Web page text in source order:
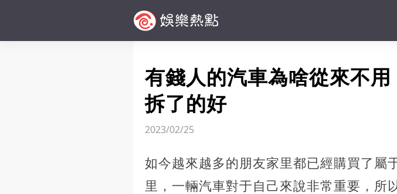
有錢人的汽車為啥從來不
拆了的好
2023/02/25
如今越來越多的朋友家里都已經購買了屬
里，一輛汽車對于自己來說非常重要，所